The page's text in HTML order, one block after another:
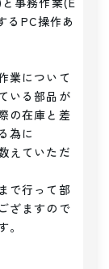
るPC操作あ
業について
いる部品が
の在庫と差
為に
えていただ
で行って部
ざますので
。